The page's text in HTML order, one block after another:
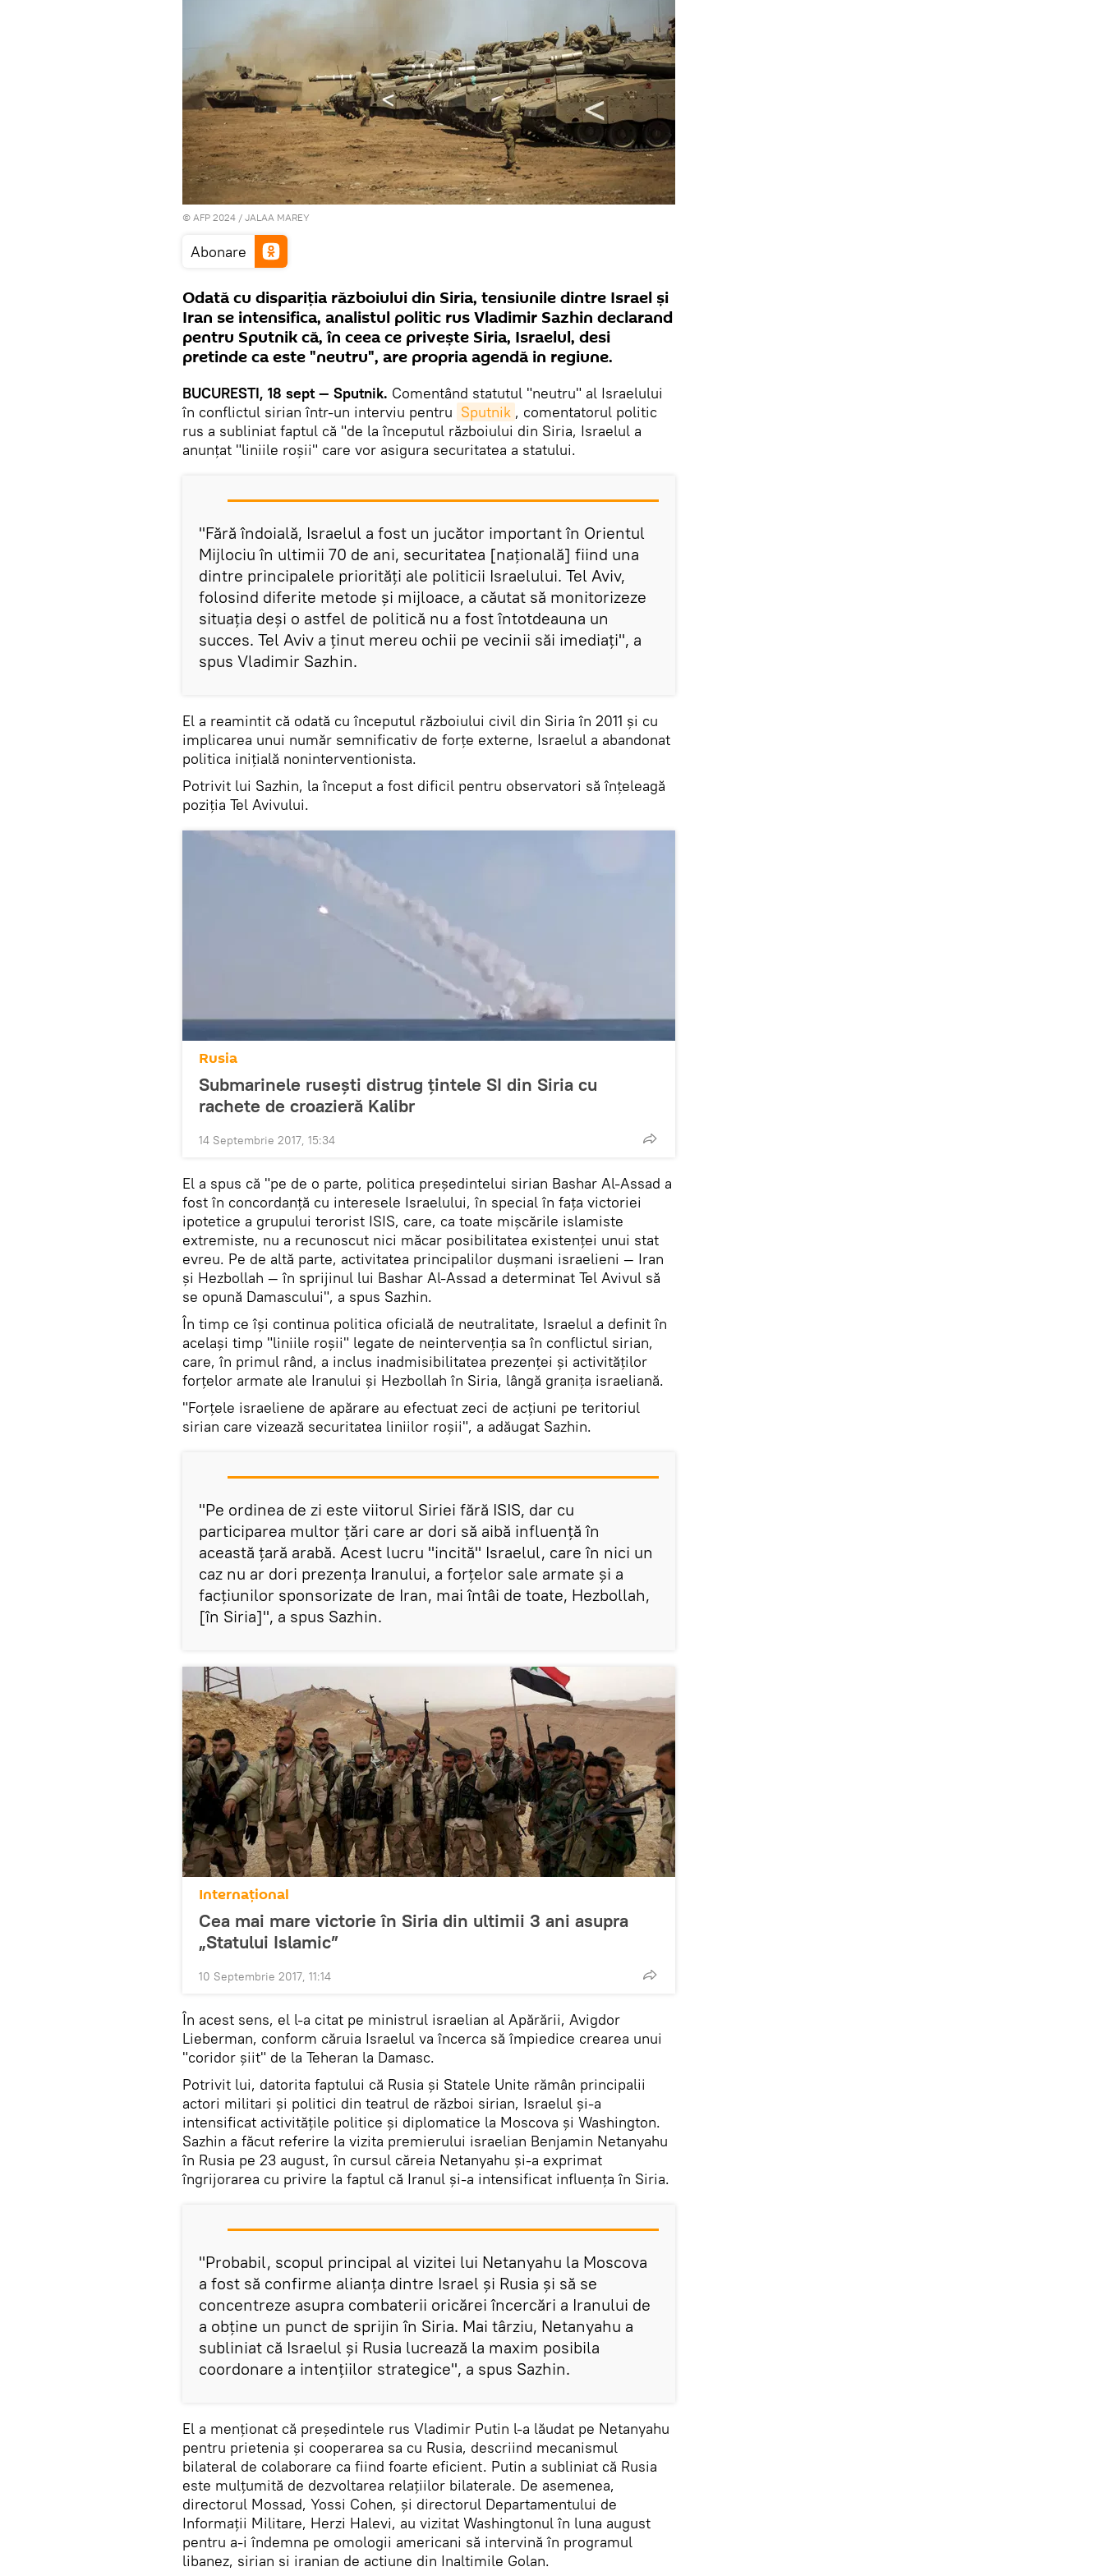
© AFP 2024 / JALAA MAREY
Abonare
Odată cu dispariția războiului din Siria, tensiunile dintre Israel și
Iran se intensifica, analistul politic rus Vladimir Sazhin declarand
pentru Sputnik că, în ceea ce privește Siria, Israelul, desi
pretinde ca este "neutru", are propria agendă in regiune.
BUCURESTI, 18 sept — Sputnik. Comentând statutul "neutru" al Israelului
în conflictul sirian într-un interviu pentru Sputnik , comentatorul politic
rus a subliniat faptul că "de la începutul războiului din Siria, Israelul a
anunțat "liniile roșii" care vor asigura securitatea a statului.
"Fără îndoială, Israelul a fost un jucător important în Orientul
Mijlociu în ultimii 70 de ani, securitatea [națională] fiind una
dintre principalele priorități ale politicii Israelului. Tel Aviv,
folosind diferite metode și mijloace, a căutat să monitorizeze
situația deși o astfel de politică nu a fost întotdeauna un
succes. Tel Aviv a ținut mereu ochii pe vecinii săi imediați", a
spus Vladimir Sazhin.
El a reamintit că odată cu începutul războiului civil din Siria în 2011 și cu
implicarea unui număr semnificativ de forțe externe, Israelul a abandonat
politica inițială noninterventionista.
Potrivit lui Sazhin, la început a fost dificil pentru observatori să înțeleagă
poziția Tel Avivului.
Rusia
Submarinele rusești distrug țintele SI din Siria cu
rachete de croazieră Kalibr
14 Septembrie 2017, 15:34
El a spus că "pe de o parte, politica președintelui sirian Bashar Al-Assad a
fost în concordanță cu interesele Israelului, în special în fața victoriei
ipotetice a grupului terorist ISIS, care, ca toate mișcările islamiste
extremiste, nu a recunoscut nici măcar posibilitatea existenței unui stat
evreu. Pe de altă parte, activitatea principalilor dușmani israelieni — Iran
și Hezbollah — în sprijinul lui Bashar Al-Assad a determinat Tel Avivul să
se opună Damascului", a spus Sazhin.
În timp ce își continua politica oficială de neutralitate, Israelul a definit în
același timp "liniile roșii" legate de neintervenția sa în conflictul sirian,
care, în primul rând, a inclus inadmisibilitatea prezenței și activităților
forțelor armate ale Iranului și Hezbollah în Siria, lângă granița israeliană.
"Forțele israeliene de apărare au efectuat zeci de acțiuni pe teritoriul
sirian care vizează securitatea liniilor roșii", a adăugat Sazhin.
"Pe ordinea de zi este viitorul Siriei fără ISIS, dar cu
participarea multor țări care ar dori să aibă influență în
această țară arabă. Acest lucru "incită" Israelul, care în nici un
caz nu ar dori prezența Iranului, a forțelor sale armate și a
facțiunilor sponsorizate de Iran, mai întâi de toate, Hezbollah,
[în Siria]", a spus Sazhin.
Internaţional
Cea mai mare victorie în Siria din ultimii 3 ani asupra
„Statului Islamic”
10 Septembrie 2017, 11:14
În acest sens, el l-a citat pe ministrul israelian al Apărării, Avigdor
Lieberman, conform căruia Israelul va încerca să împiedice crearea unui
"coridor șiit" de la Teheran la Damasc.
Potrivit lui, datorita faptului că Rusia și Statele Unite rămân principalii
actori militari și politici din teatrul de război sirian, Israelul și-a
intensificat activitățile politice și diplomatice la Moscova și Washington.
Sazhin a făcut referire la vizita premierului israelian Benjamin Netanyahu
în Rusia pe 23 august, în cursul căreia Netanyahu și-a exprimat
îngrijorarea cu privire la faptul că Iranul și-a intensificat influența în Siria.
"Probabil, scopul principal al vizitei lui Netanyahu la Moscova
a fost să confirme alianța dintre Israel și Rusia și să se
concentreze asupra combaterii oricărei încercări a Iranului de
a obține un punct de sprijin în Siria. Mai târziu, Netanyahu a
subliniat că Israelul și Rusia lucrează la maxim posibila
coordonare a intențiilor strategice", a spus Sazhin.
El a menționat că președintele rus Vladimir Putin l-a lăudat pe Netanyahu
pentru prietenia și cooperarea sa cu Rusia, descriind mecanismul
bilateral de colaborare ca fiind foarte eficient. Putin a subliniat că Rusia
este mulțumită de dezvoltarea relațiilor bilaterale. De asemenea,
directorul Mossad, Yossi Cohen, și directorul Departamentului de
Informații Militare, Herzi Halevi, au vizitat Washingtonul în luna august
pentru a-i îndemna pe omologii americani să intervină în programul
libanez, sirian si iranian de actiune din Inaltimile Golan.